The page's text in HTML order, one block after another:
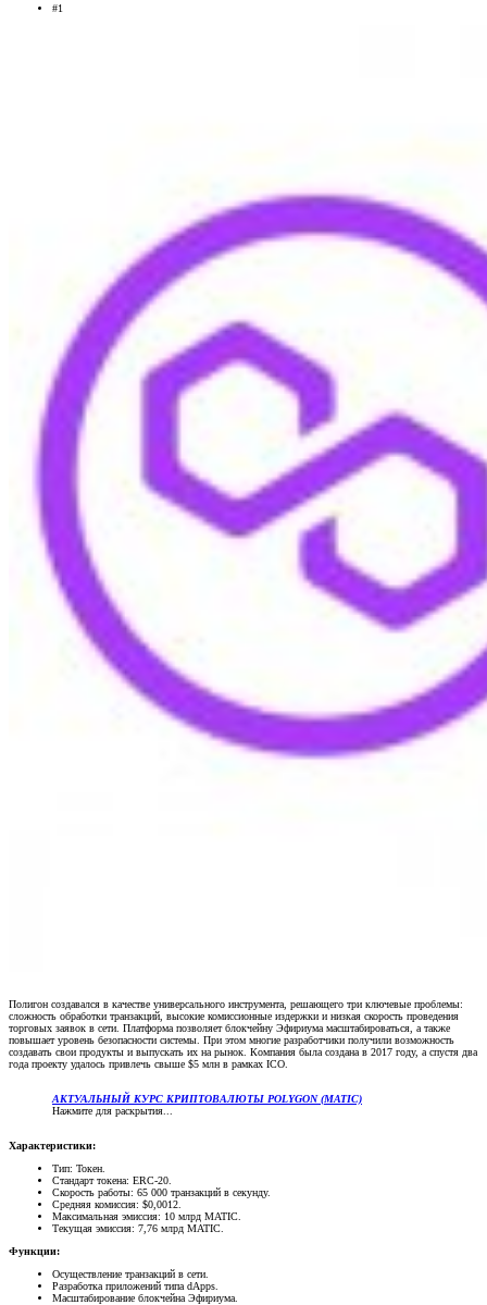
#1
Полигон создавался в качестве универсального инструмента, решающего три ключевые проблемы:
сложность обработки транзакций, высокие комиссионные издержки и низкая скорость проведения
торговых заявок в сети. Платформа позволяет блокчейну Эфириума масштабироваться, а также
повышает уровень безопасности системы. При этом многие разработчики получили возможность
создавать свои продукты и выпускать их на рынок. Компания была создана в 2017 году, а спустя два
года проекту удалось привлечь свыше $5 млн в рамках ICO.
АКТУАЛЬНЫЙ КУРС КРИПТОВАЛЮТЫ POLYGON (MATIC)
Нажмите для раскрытия...
Характеристики:
Тип: Токен.
Стандарт токена: ERC-20.
Скорость работы: 65 000 транзакций в секунду.
Средняя комиссия: $0,0012.
Максимальная эмиссия: 10 млрд MATIC.
Текущая эмиссия: 7,76 млрд MATIC.
Функции:
Осуществление транзакций в сети.
Разработка приложений типа dApps.
Масштабирование блокчейна Эфириума.